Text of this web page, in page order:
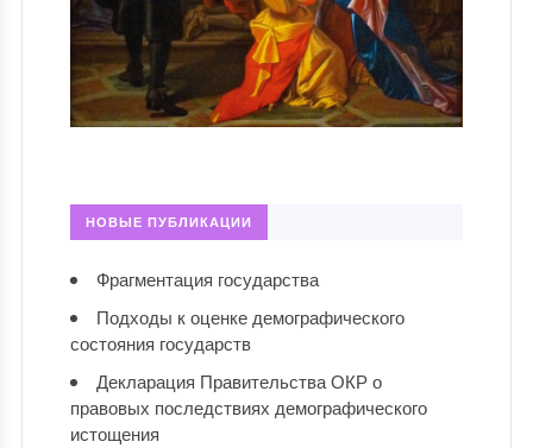
НОВЫЕ ПУБЛИКАЦИИ
Фрагментация государства
Подходы к оценке демографического
состояния государств
Декларация Правительства ОКР о
правовых последствиях демографического
истощения